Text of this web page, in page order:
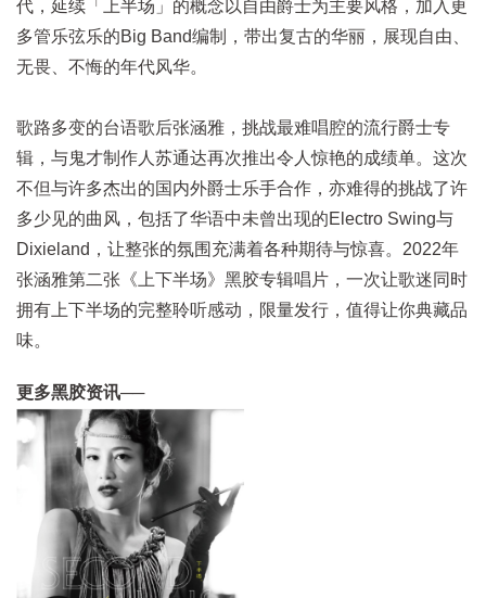
代，延续「上半场」的概念以自由爵士为主要风格，加入更
多管乐弦乐的Big Band编制，带出复古的华丽，展现自由、
无畏、不悔的年代风华。
歌路多变的台语歌后张涵雅，挑战最难唱腔的流行爵士专
辑，与鬼才制作人苏通达再次推出令人惊艳的成绩单。这次
不但与许多杰出的国内外爵士乐手合作，亦难得的挑战了许
多少见的曲风，包括了华语中未曾出现的Electro Swing与
Dixieland，让整张的氛围充满着各种期待与惊喜。2022年
张涵雅第二张《上下半场》黑胶专辑唱片，一次让歌迷同时
拥有上下半场的完整聆听感动，限量发行，值得让你典藏品
味。
更多黑胶资讯──